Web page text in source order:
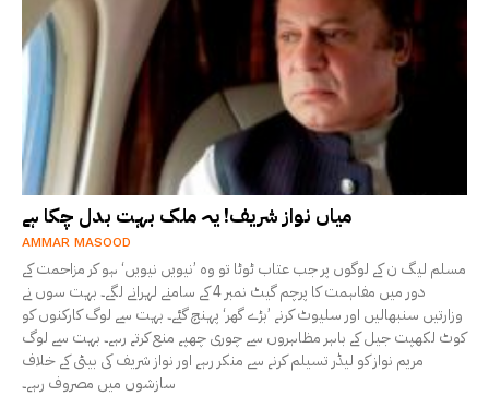
میاں نواز شریف! یہ ملک بہت بدل چکا ہے
AMMAR MASOOD
مسلم لیگ ن کے لوگوں پر جب عتاب ٹوٹا تو وہ ’نیویں نیویں‘ ہو کر مزاحمت کے
دور میں مفاہمت کا پرچم گیٹ نمبر 4 کے سامنے لہرانے لگے۔ بہت سوں نے
وزارتیں سنبھالیں اور سلیوٹ کرنے ’بڑے گھر‘ پہنچ گئے۔ بہت سے لوگ کارکنوں کو
کوٹ لکھپت جیل کے باہر مظاہروں سے چوری چھپے منع کرتے رہے۔ بہت سے لوگ
مریم نواز کو لیڈر تسیلم کرنے سے منکر رہے اور نواز شریف کی بیٹی کے خلاف
سازشوں میں مصروف رہے۔